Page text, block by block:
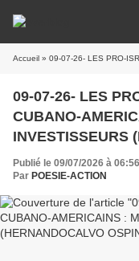
Accueil » 09-07-26- LES PRO-ISRAELIENS ET LES
09-07-26- LES
CUBANO-
INVESTISSEURS
LE GRAND SOIR)
Publié le 09/07/2026 à 06:56
Par POESIE-ACTION